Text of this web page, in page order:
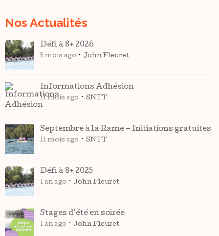
Nos Actualités
Défi à 8+ 2026
5 mois ago John Fleuret
Informations Adhésion
11 mois ago SNTT
Septembre à la Rame – Initiations gratuites
11 mois ago SNTT
Défi à 8+ 2025
1 an ago John Fleuret
Stages d’été en soirée
1 an ago John Fleuret